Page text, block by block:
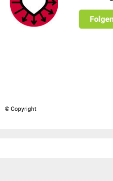
© Copyright